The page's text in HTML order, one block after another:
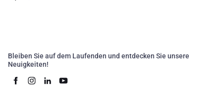
Bleiben Sie auf dem Laufenden und entdecken Sie unsere
Neuigkeiten!